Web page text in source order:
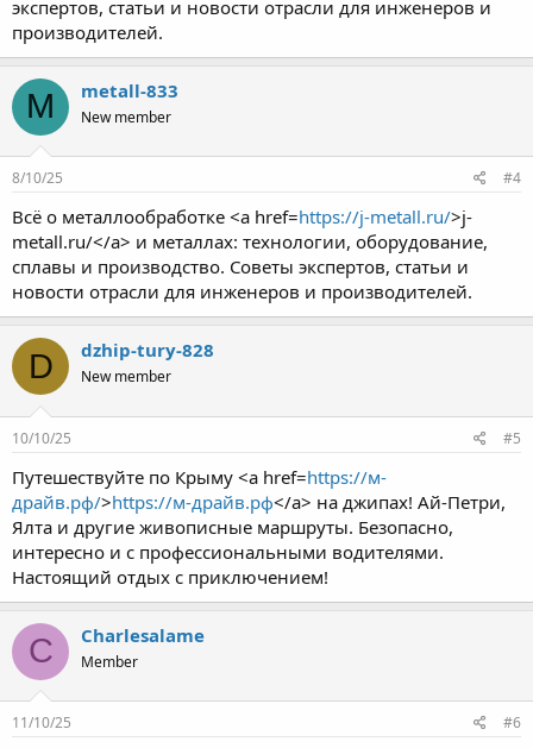
экспертов, статьи и новости отрасли для инженеров и
производителей.
M metall-833
New member
8/10/25 #4
Всё о металлообработке <a href=https://j-metall.ru/>j-
metall.ru/</a> и металлах: технологии, оборудование,
сплавы и производство. Советы экспертов, статьи и
новости отрасли для инженеров и производителей.
D dzhip-tury-828
New member
10/10/25 #5
Путешествуйте по Крыму <a href=https://м-
драйв.рф/>https://м-драйв.рф</a> на джипах! Ай-Петри,
Ялта и другие живописные маршруты. Безопасно,
интересно и с профессиональными водителями.
Настоящий отдых с приключением!
C Charlesalame
Member
11/10/25 #6